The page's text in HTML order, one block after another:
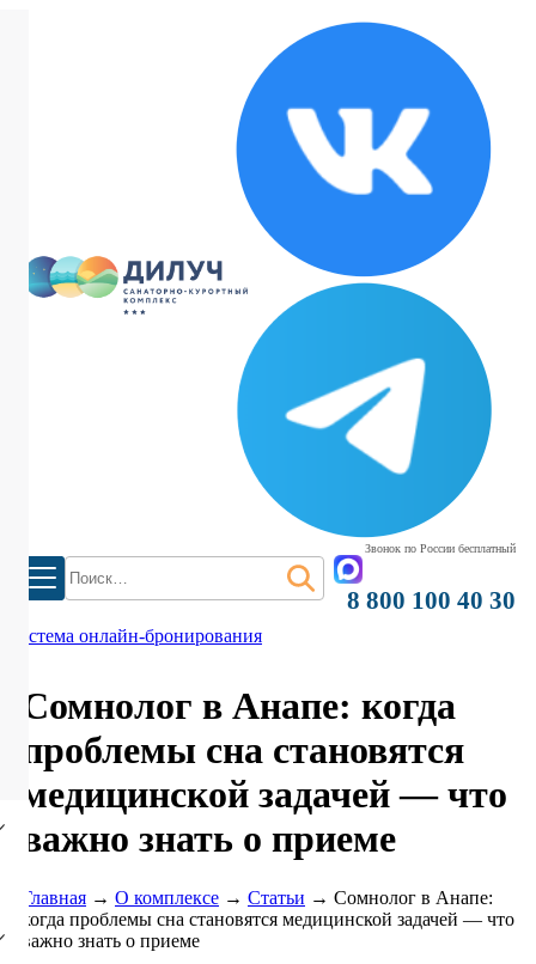
Найти:
Звонок по России бесплатный
8 800 100 40 30
система онлайн-бронирования
Сомнолог в Анапе: когда
проблемы сна становятся
медицинской задачей — что
важно знать о приеме
Главная → О комплексе → Статьи → Сомнолог в Анапе:
когда проблемы сна становятся медицинской задачей — что
важно знать о приеме